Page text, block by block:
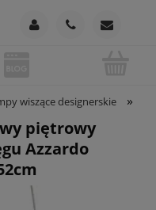
wiszące designerskie »
piętrowy
Azzardo